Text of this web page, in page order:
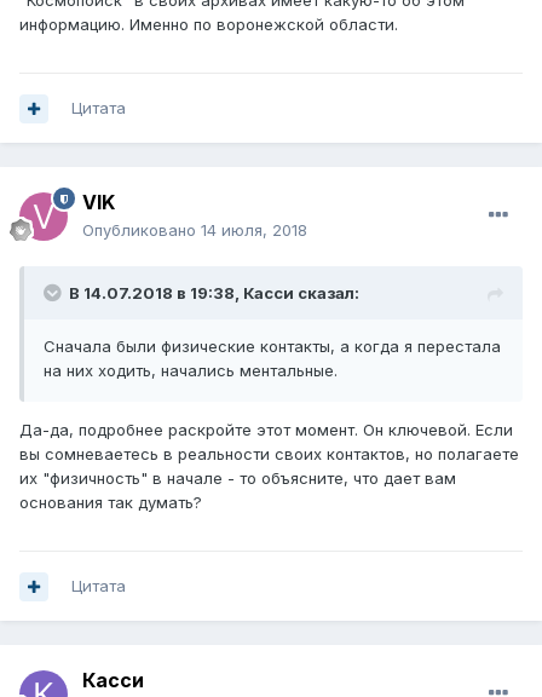
информацию. Именно по воронежской области.
Цитата
VIK
Опубликовано 14 июля, 2018
В 14.07.2018 в 19:38, Касси сказал:
Сначала были физические контакты, а когда я перестала
на них ходить, начались ментальные.
Да-да, подробнее раскройте этот момент. Он ключевой. Если
вы сомневаетесь в реальности своих контактов, но полагаете
их "физичность" в начале - то объясните, что дает вам
основания так думать?
Цитата
Касси